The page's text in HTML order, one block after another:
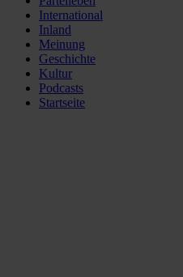
International
Inland
Meinung
Geschichte
Kultur
Podcasts
Startseite